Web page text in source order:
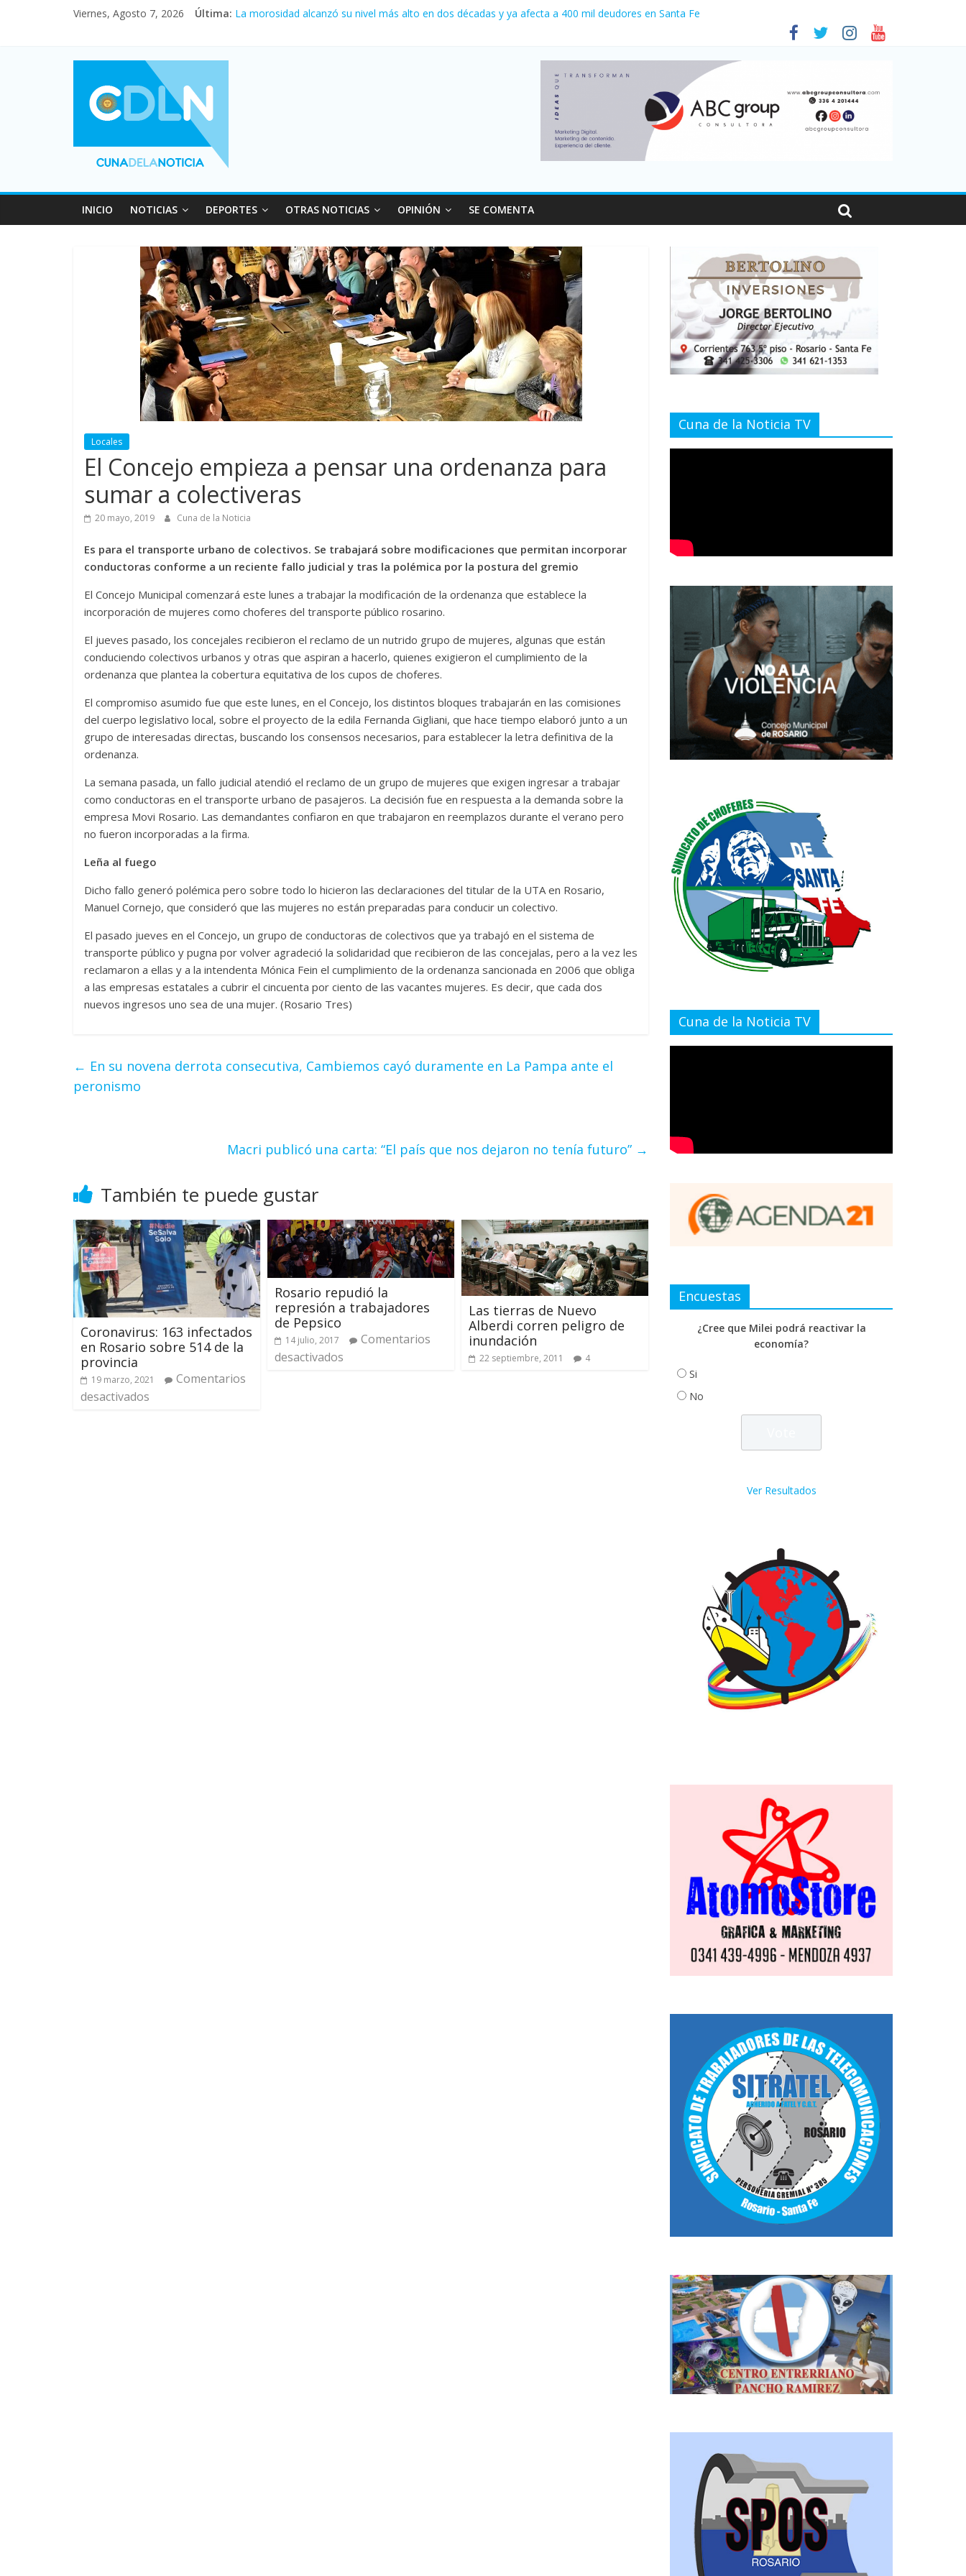
Viernes, Agosto 7, 2026 Última: La morosidad alcanzó su nivel más alto en dos décadas y ya afecta a 400 mil deudores en Santa Fe
INICIO NOTICIAS DEPORTES OTRAS NOTICIAS OPINIÓN SE COMENTA
Locales
El Concejo empieza a pensar una ordenanza para
sumar a colectiveras
20 mayo, 2019 Cuna de la Noticia
Es para el transporte urbano de colectivos. Se trabajará sobre modificaciones que permitan incorporar
conductoras conforme a un reciente fallo judicial y tras la polémica por la postura del gremio
El Concejo Municipal comenzará este lunes a trabajar la modificación de la ordenanza que establece la
incorporación de mujeres como choferes del transporte público rosarino.
El jueves pasado, los concejales recibieron el reclamo de un nutrido grupo de mujeres, algunas que están
conduciendo colectivos urbanos y otras que aspiran a hacerlo, quienes exigieron el cumplimiento de la
ordenanza que plantea la cobertura equitativa de los cupos de choferes.
El compromiso asumido fue que este lunes, en el Concejo, los distintos bloques trabajarán en las comisiones
del cuerpo legislativo local, sobre el proyecto de la edila Fernanda Gigliani, que hace tiempo elaboró junto a un
grupo de interesadas directas, buscando los consensos necesarios, para establecer la letra definitiva de la
ordenanza.
La semana pasada, un fallo judicial atendió el reclamo de un grupo de mujeres que exigen ingresar a trabajar
como conductoras en el transporte urbano de pasajeros. La decisión fue en respuesta a la demanda sobre la
empresa Movi Rosario. Las demandantes confiaron en que trabajaron en reemplazos durante el verano pero
no fueron incorporadas a la firma.
Leña al fuego
Dicho fallo generó polémica pero sobre todo lo hicieron las declaraciones del titular de la UTA en Rosario,
Manuel Cornejo, que consideró que las mujeres no están preparadas para conducir un colectivo.
El pasado jueves en el Concejo, un grupo de conductoras de colectivos que ya trabajó en el sistema de
transporte público y pugna por volver agradeció la solidaridad que recibieron de las concejalas, pero a la vez les
reclamaron a ellas y a la intendenta Mónica Fein el cumplimiento de la ordenanza sancionada en 2006 que obliga
a las empresas estatales a cubrir el cincuenta por ciento de las vacantes mujeres. Es decir, que cada dos
nuevos ingresos uno sea de una mujer. (Rosario Tres)
← En su novena derrota consecutiva, Cambiemos cayó duramente en La Pampa ante el
peronismo
Macri publicó una carta: “El país que nos dejaron no tenía futuro” →
También te puede gustar
Coronavirus: 163 infectados
en Rosario sobre 514 de la
provincia
19 marzo, 2021
Comentarios
desactivados
Rosario repudió la
represión a trabajadores
de Pepsico
14 julio, 2017
Comentarios
desactivados
Las tierras de Nuevo
Alberdi corren peligro de
inundación
22 septiembre, 2011 4
Cuna de la Noticia TV
Cuna de la Noticia TV
Encuestas
¿Cree que Milei podrá reactivar la
economía?
Si
No
Ver Resultados